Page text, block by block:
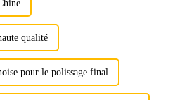
qualité
pour le polissage final